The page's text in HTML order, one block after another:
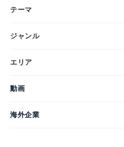
テーマ
ジャンル
エリア
動画
海外企業